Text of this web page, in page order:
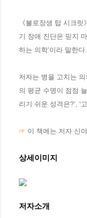
《불로장생 탑 시크
기 장애 진단은 믿지
하는 의학’이라 말한
저자는 병을 고치는
의 평균 수명이 점점
리기 쉬운 성격은?’, ‘
☞ 이 책에는 저자 신
상세이미지
저자소개